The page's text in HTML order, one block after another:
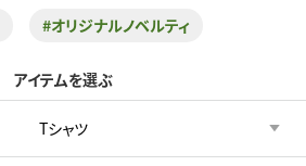
#オリジナルノベルティ
アイテムを選ぶ
Tシャツ